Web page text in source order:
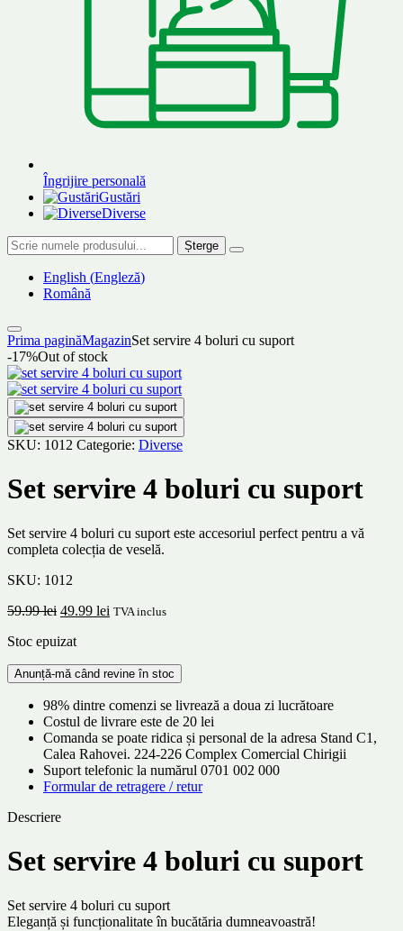
Îngrijire personală
Gustări
Diverse
Șterge
English (Engleză)
Română
Prima paginăMagazinSet servire 4 boluri cu suport
-17%Out of stock
SKU: 1012 Categorie: Diverse
Set servire 4 boluri cu suport
Set servire 4 boluri cu suport este accesoriul perfect pentru a vă
completa colecția de veselă.
SKU: 1012
59.99lei 49.99 lei TVA inclus
Stoc epuizat
98% dintre comenzi se livrează a doua zi lucrătoare
Costul de livrare este de 20 lei
Comanda se poate ridica și personal de la adresa Stand C1,
Calea Rahovei. 224-226 Complex Comercial Chirigii
Suport telefonic la numărul 0701 002 000
Formular de retragere / retur
Descriere
Set servire 4 boluri cu suport
Set servire 4 boluri cu suport
Eleganță și funcționalitate în bucătăria dumneavoastră!